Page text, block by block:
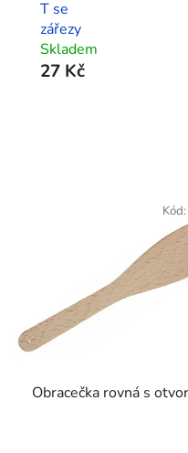
T se
zářezy
Skladem
27 Kč
Obracečka rovná s
Kód: